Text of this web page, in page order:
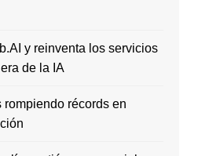
y reinventa los servicios
de la IA
récords en